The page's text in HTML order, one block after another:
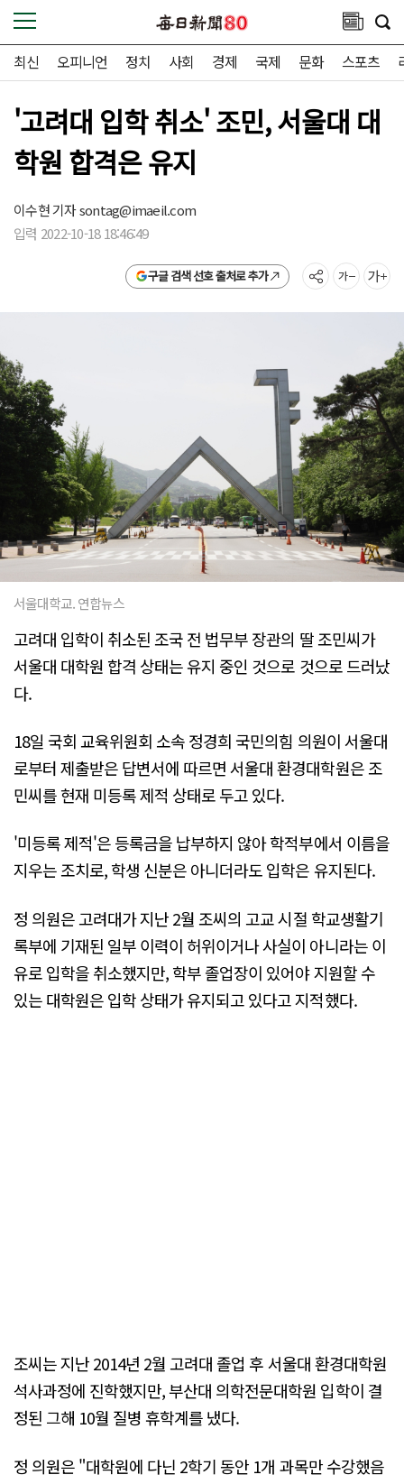
최신 오피니언 정치 사회 경제 국제 문화 스포츠
'고려대 입학 취소' 조민, 서울대 대
학원 합격은 유지
이수현 기자sontag@imaeil.com
입력 2022-10-18 18:46:49
구글 검색 선호 출처로 추가
서울대학교. 연합뉴스
고려대 입학이 취소된 조국 전 법무부 장관의 딸 조민씨가
서울대 대학원 합격 상태는 유지 중인 것으로 것으로 드러났
다.
18일 국회 교육위원회 소속 정경희 국민의힘 의원이 서울대
로부터 제출받은 답변서에 따르면 서울대 환경대학원은 조
민씨를 현재 미등록 제적 상태로 두고 있다.
'미등록 제적'은 등록금을 납부하지 않아 학적부에서 이름을
지우는 조치로, 학생 신분은 아니더라도 입학은 유지된다.
정 의원은 고려대가 지난 2월 조씨의 고교 시절 학교생활기
록부에 기재된 일부 이력이 허위이거나 사실이 아니라는 이
유로 입학을 취소했지만, 학부 졸업장이 있어야 지원할 수
있는 대학원은 입학 상태가 유지되고 있다고 지적했다.
조씨는 지난 2014년 2월 고려대 졸업 후 서울대 환경대학원
석사과정에 진학했지만, 부산대 의학전문대학원 입학이 결
정된 그해 10월 질병 휴학계를 냈다.
정 의원은 "대학원에 다닌 2학기 동안 1개 과목만 수강했음